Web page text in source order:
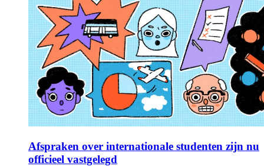
Afspraken over internationale studenten zijn nu
officieel vastgelegd